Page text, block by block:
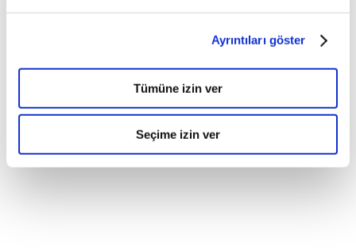
Ayrıntıları göster
Tümüne izin ver
Seçime izin ver